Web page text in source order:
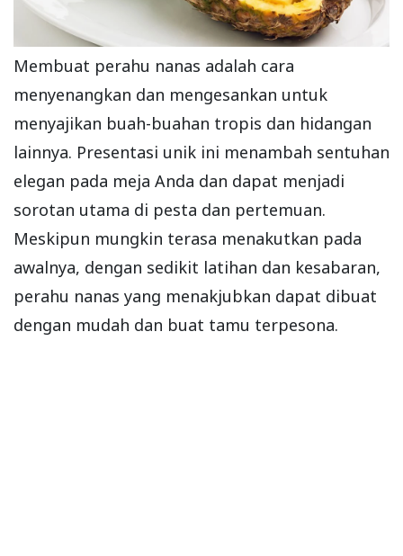
Membuat perahu nanas adalah cara
menyenangkan dan mengesankan untuk
menyajikan buah-buahan tropis dan hidangan
lainnya. Presentasi unik ini menambah sentuhan
elegan pada meja Anda dan dapat menjadi
sorotan utama di pesta dan pertemuan.
Meskipun mungkin terasa menakutkan pada
awalnya, dengan sedikit latihan dan kesabaran,
perahu nanas yang menakjubkan dapat dibuat
dengan mudah dan buat tamu terpesona.